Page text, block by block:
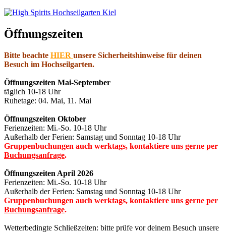
Öffnungszeiten
Bitte beachte HIER unsere Sicherheitshinweise für deinen
Besuch im Hochseilgarten.
Öffnungszeiten Mai-September
täglich 10-18 Uhr
Ruhetage: 04. Mai, 11. Mai
Öffnungszeiten Oktober
Ferienzeiten: Mi.-So. 10-18 Uhr
Außerhalb der Ferien: Samstag und Sonntag 10-18 Uhr
Gruppenbuchungen auch werktags, kontaktiere uns gerne per
Buchungsanfrage.
Öffnungszeiten April 2026
Ferienzeiten: Mi.-So. 10-18 Uhr
Außerhalb der Ferien: Samstag und Sonntag 10-18 Uhr
Gruppenbuchungen auch werktags, kontaktiere uns gerne per
Buchungsanfrage.
Wetterbedingte Schließzeiten: bitte prüfe vor deinem Besuch unsere